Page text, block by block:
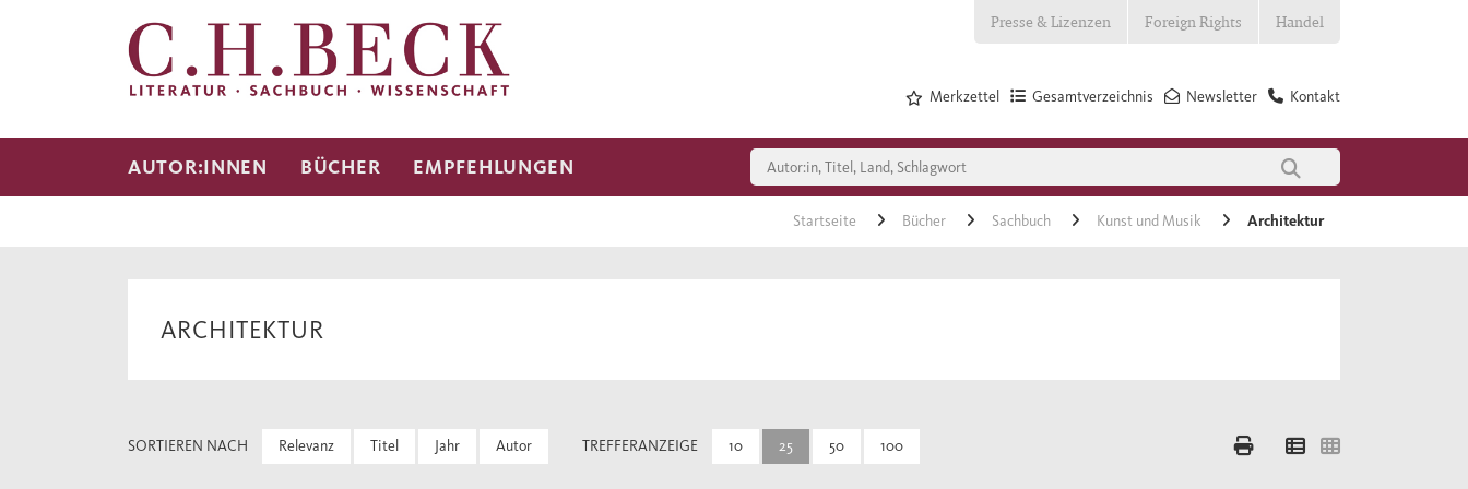
Presse & Lizenzen Foreign Rights Handel
Kontakt
Newsletter
Gesamtverzeichnis
Merkzettel
AUTOR:INNEN BÜCHER EMPFEHLUNGEN
Startseite Bücher Sachbuch Kunst und Musik Architektur
ARCHITEKTUR
SORTIEREN NACH Relevanz Titel Jahr Autor TREFFERANZEIGE 10 25 50 100